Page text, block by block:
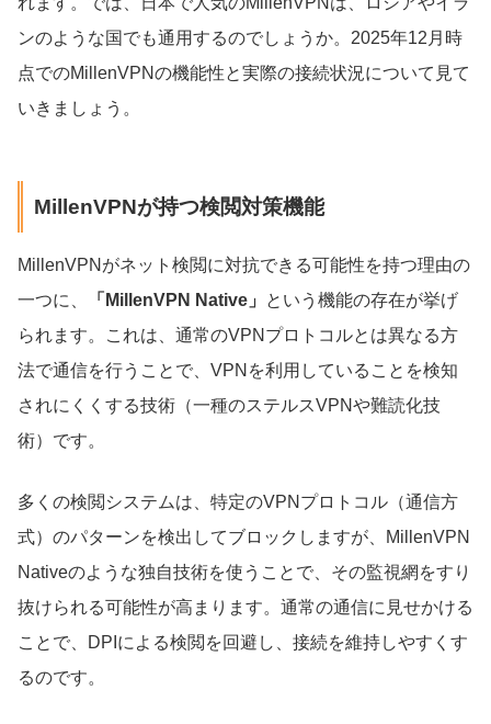
ンのような国でも通用するのでしょうか。2025年12月時
点でのMillenVPNの機能性と実際の接続状況について見て
いきましょう。
MillenVPNが持つ検閲対策機能
MillenVPNがネット検閲に対抗できる可能性を持つ理由の
一つに、
「MillenVPN Native」
という機能の存在が挙げ
られます。これは、通常のVPNプロトコルとは異なる方
法で通信を行うことで、VPNを利用していることを検知
されにくくする技術（一種のステルスVPNや難読化技
術）です。
多くの検閲システムは、特定のVPNプロトコル（通信方
式）のパターンを検出してブロックしますが、MillenVPN
Nativeのような独自技術を使うことで、その監視網をすり
抜けられる可能性が高まります。通常の通信に見せかける
ことで、DPIによる検閲を回避し、接続を維持しやすくす
るのです。